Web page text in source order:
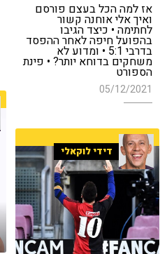
אז למה הכל בעצם פורסם
ואיך אלי אוחנה קשור
לחתימה • כיצד הגיבו
בהפועל חיפה לאחר ההפסד
בדרבי 5:1 • ומדוע לא
משחקים בדוחא יותר? • פינת
הספורט
05/12/2021
דידי לוקאלי